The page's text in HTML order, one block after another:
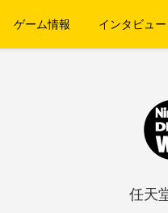
ゲーム情報 インタビュー
任天